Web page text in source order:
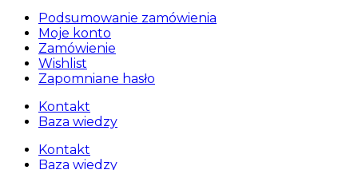
Podsumowanie zamówienia
Moje konto
Zamówienie
Wishlist
Zapomniane hasło
Kontakt
Baza wiedzy
Kontakt
Baza wiedzy